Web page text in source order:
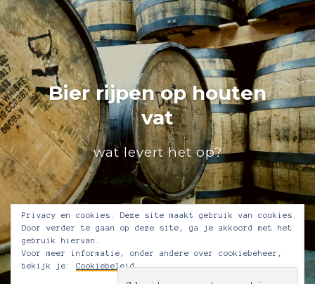
Bier rijpen op houten
vat
wat levert het op?
Privacy en cookies: Deze site maakt gebruik van cookies.
Door verder te gaan op deze site, ga je akkoord met het
gebruik hiervan.
Voor meer informatie, onder andere over cookiebeheer,
bekijk je: Cookiebeleid